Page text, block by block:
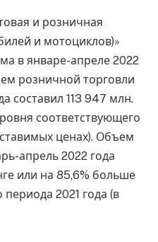
и розничная
и мотоциклов)»
в январе-апреле 2022
розничной торговли
составил 113 947 млн.
соответствующего
ценах). Объем
апрель 2022 года
или на 85,6% больше
2021 года (в